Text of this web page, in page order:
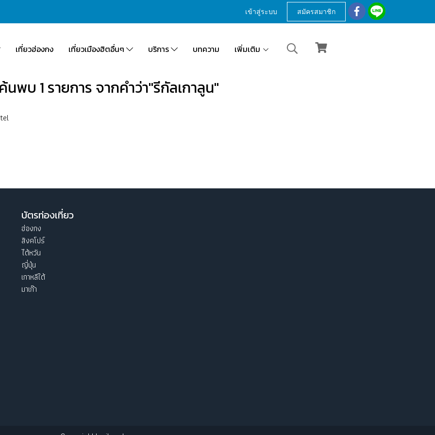
เข้าสู่ระบบ สมัครสมาชิก
เที่ยวฮ่องกง เที่ยวเมืองฮิตอื่นๆ บริการ บทความ เพิ่มเติม
นพบ 1 รายการ จากคำว่า"รีกัลเกาลูน"
บัตรท่องเที่ยว
ฮ่องกง
สิงคโปร์
ไต้หวัน
ญี่ปุ่น
เกาหลีใต้
มาเก๊า